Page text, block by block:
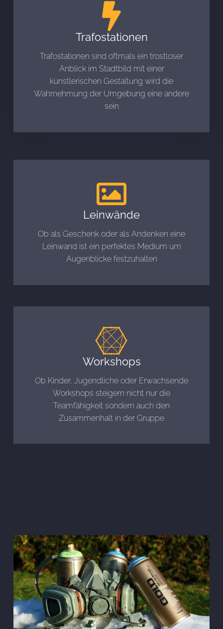
Trafostationen
Trafostationen sind oftmals ein trostloser
Anblick im Stadtbild mit einer
künstlerischen Gestaltung wird die
Wahrnehmung der Umgebung eine andere
sein
Leinwände
Ob als Geschenk oder als Andenken eine
Leinwand ist ein perfektes Medium um
Augenblicke festzuhalten
Workshops
Ob Kinder, Jugendliche oder Erwachsende
Workshops steigern nicht nur die
Teamfähigkeit sondern auch den
Zusammenhalt in der Gruppe